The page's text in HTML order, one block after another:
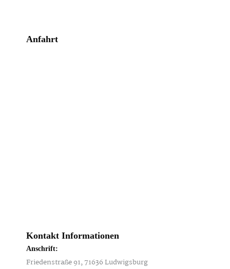
Anfahrt
Kontakt Informationen
Anschrift:
Friedenstraße 91, 71636 Ludwigsburg